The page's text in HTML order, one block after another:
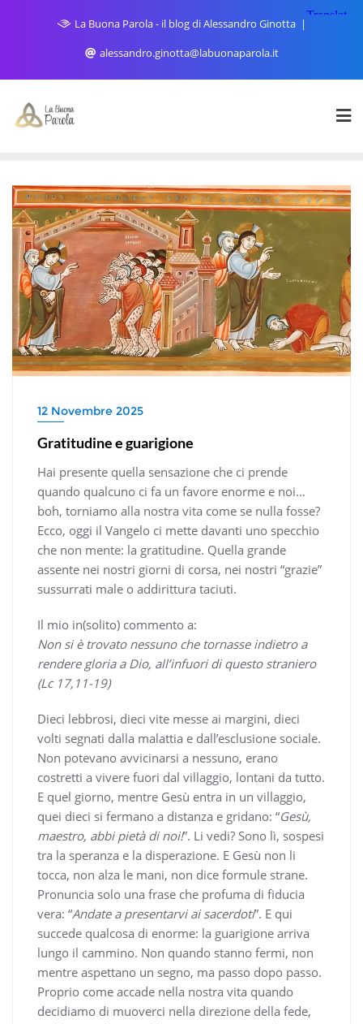
La Buona Parola - il blog di Alessandro Ginotta
alessandro.ginotta@labuonaparola.it
12 Novembre 2025
Gratitudine e guarigione
Hai presente quella sensazione che ci prende
quando qualcuno ci fa un favore enorme e noi…
boh, torniamo alla nostra vita come se nulla fosse?
Ecco, oggi il Vangelo ci mette davanti uno specchio
che non mente: la gratitudine. Quella grande
assente nei nostri giorni di corsa, nei nostri “grazie”
sussurrati male o addirittura taciuti.
Il mio in(solito) commento a:
Non si è trovato nessuno che tornasse indietro a
rendere gloria a Dio, all’infuori di questo straniero
(Lc 17,11-19)
Dieci lebbrosi, dieci vite messe ai margini, dieci
volti segnati dalla malattia e dall’esclusione sociale.
Non potevano avvicinarsi a nessuno, erano
costretti a vivere fuori dal villaggio, lontani da tutto.
E quel giorno, mentre Gesù entra in un villaggio,
quei dieci si fermano a distanza e gridano: “Gesù,
maestro, abbi pietà di noi!”. Li vedi? Sono lì, sospesi
tra la speranza e la disperazione. E Gesù non li
tocca, non alza le mani, non dice formule strane.
Pronuncia solo una frase che profuma di fiducia
vera: “Andate a presentarvi ai sacerdoti”. E qui
succede qualcosa di enorme: la guarigione arriva
lungo il cammino. Non quando stanno fermi, non
mentre aspettano un segno, ma passo dopo passo.
Proprio come accade nella nostra vita quando
decidiamo di muoverci nella direzione della fede,